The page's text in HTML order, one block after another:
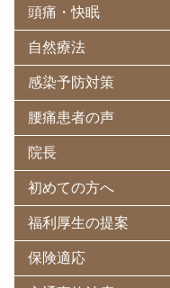
頭痛・快眠
自然療法
感染予防対策
腰痛患者の声
院長
初めての方へ
福利厚生の提案
保険適応